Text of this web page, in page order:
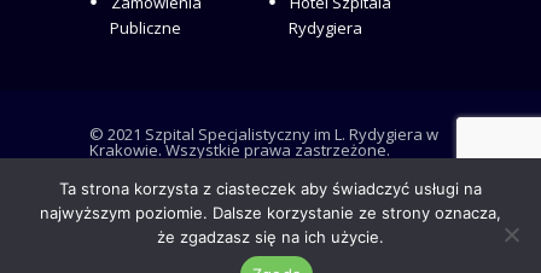
Publiczne
Rydygiera
© 2021 Szpital Specjalistyczny im L. Rydygiera w
Krakowie. Wszystkie prawa zastrzeżone.
RODO i Deklaracja dostępności
Polityka plików cookies
Ta strona korzysta z ciasteczek aby świadczyć usługi na
najwyższym poziomie. Dalsze korzystanie ze strony oznacza,
że zgadzasz się na ich użycie.